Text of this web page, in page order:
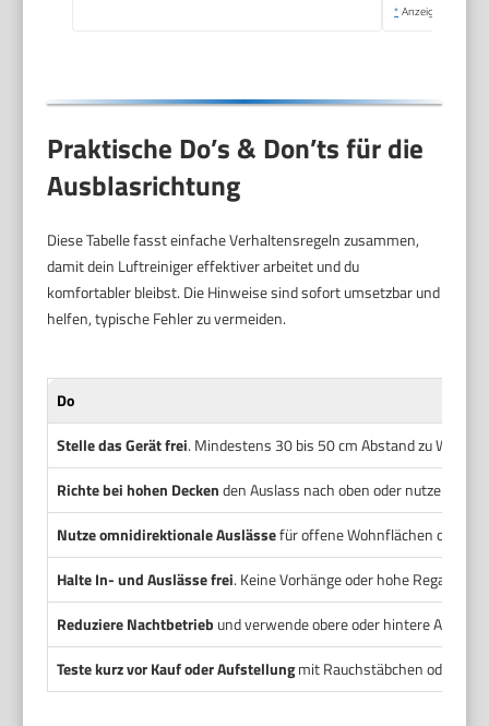
* Anzeige
Praktische Do’s & Don’ts für die
Ausblasrichtung
Diese Tabelle fasst einfache Verhaltensregeln zusammen,
damit dein Luftreiniger effektiver arbeitet und du
komfortabler bleibst. Die Hinweise sind sofort umsetzbar und
helfen, typische Fehler zu vermeiden.
Do
Stelle das Gerät frei. Mindestens 30 bis 50 cm Abstand zu
Richte bei hohen Deckenden Auslass nach oben oder nutze einen
Nutze omnidirektionale Auslässefür offene Wohnflächen oder
Halte In- und Auslässe frei. Keine Vorhänge oder hohe Regale
Reduziere Nachtbetrieb und verwende obere oder hintere
Teste kurz vor Kauf oder Aufstellungmit Rauchstäbchen oder